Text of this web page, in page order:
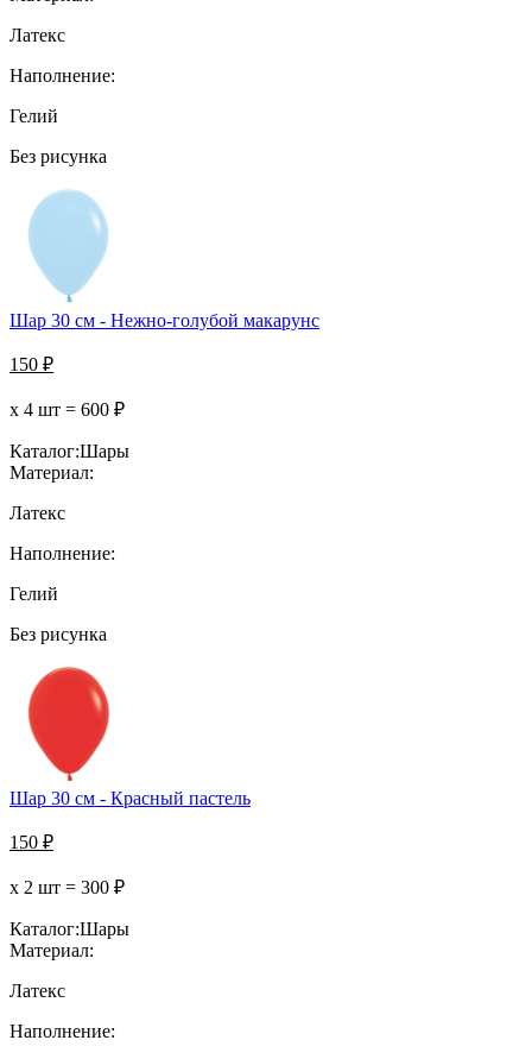
Латекс
Наполнение:
Гелий
Без рисунка
Шар 30 см - Нежно-голубой макарунс
150 ₽
х 4 шт = 600 ₽
Каталог:Шары
Материал:
Латекс
Наполнение:
Гелий
Без рисунка
Шар 30 см - Красный пастель
150 ₽
х 2 шт = 300 ₽
Каталог:Шары
Материал:
Латекс
Наполнение: